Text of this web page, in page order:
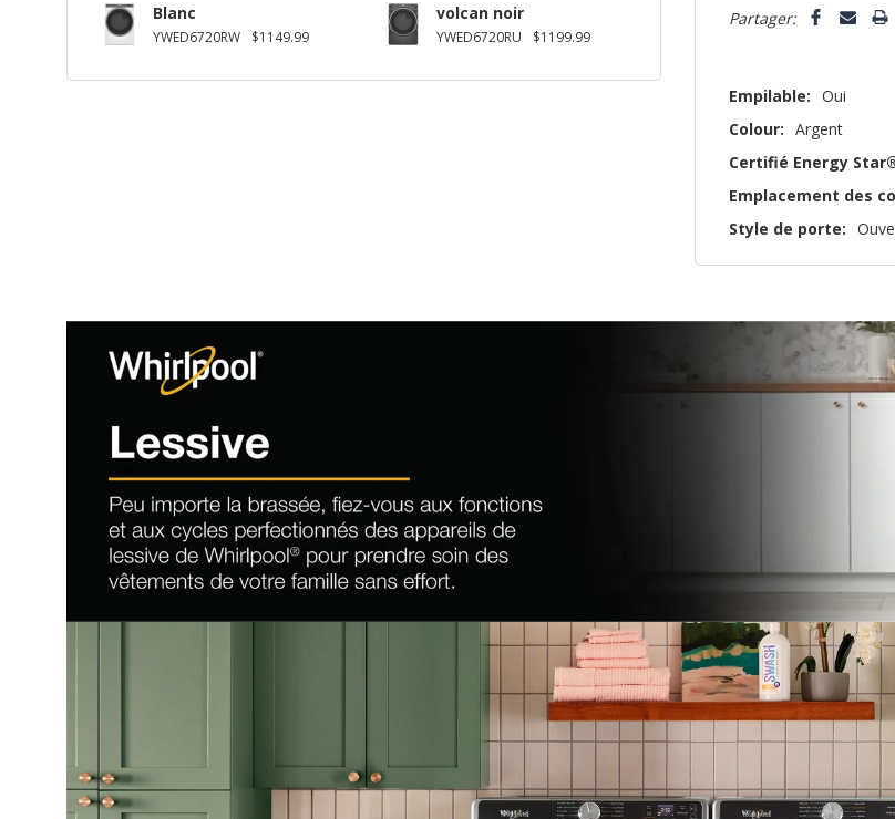
Blanc
YWED6720RW $1149.99
volcan noir
YWED6720RU $1199.99
que
Partager:
Empilable: Oui
Colour: Argent
Certifié Energy
Emplacement des
Style de porte: